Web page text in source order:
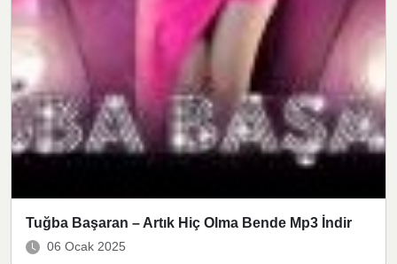
Tuğba Başaran – Artık Hiç Olma Bende Mp3 İndir
06 Ocak 2025